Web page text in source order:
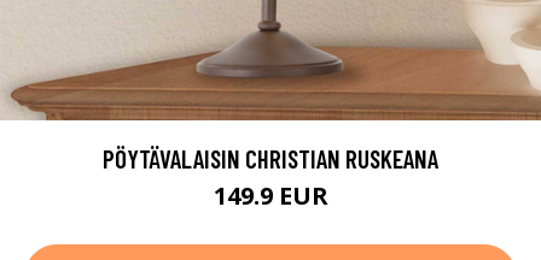
PÖYTÄVALAISIN CHRISTIAN RUSKEANA
149.9 EUR